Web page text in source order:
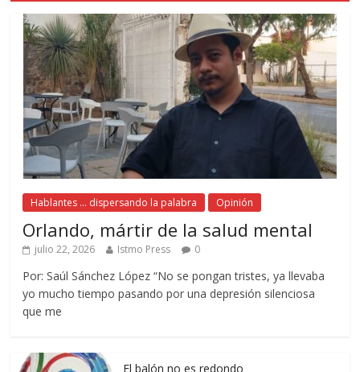
Hablantes ... dispersando la palabra Opinión
Orlando, mártir de la salud mental
julio 22, 2026 Istmo Press 0
Por: Saúl Sánchez López “No se pongan tristes, ya llevaba
yo mucho tiempo pasando por una depresión silenciosa
que me
El balón no es redondo